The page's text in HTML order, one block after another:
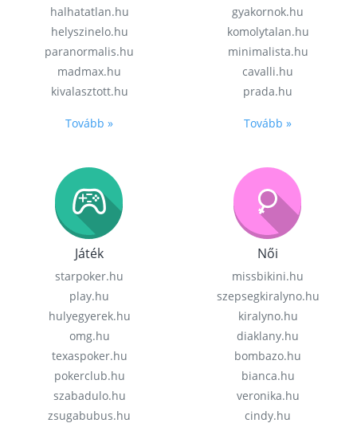
halhatatlan.hu
helyszinelo.hu
paranormalis.hu
madmax.hu
kivalasztott.hu
Tovább »
gyakornok.hu
komolytalan.hu
minimalista.hu
cavalli.hu
prada.hu
Tovább »
Játék
starpoker.hu
play.hu
hulyegyerek.hu
omg.hu
texaspoker.hu
pokerclub.hu
szabadulo.hu
zsugabubus.hu
Női
missbikini.hu
szepsegkiralyno.hu
kiralyno.hu
diaklany.hu
bombazo.hu
bianca.hu
veronika.hu
cindy.hu